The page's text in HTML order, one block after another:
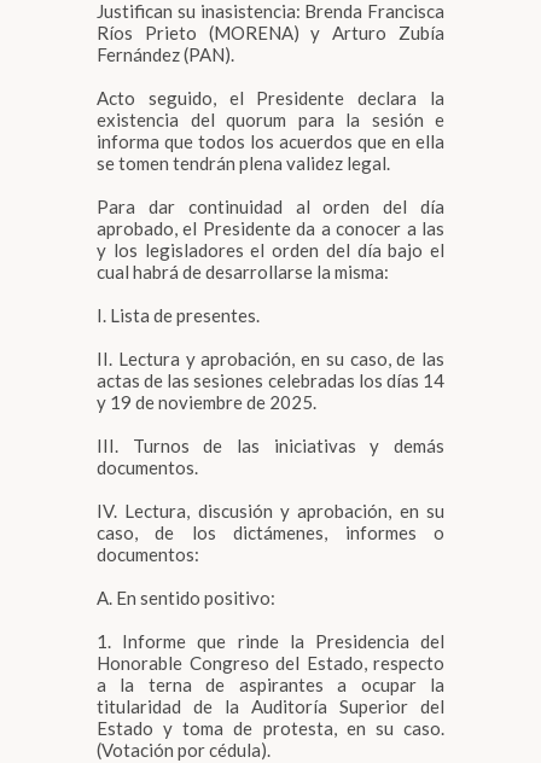
Justifican su inasistencia: Brenda Francisca
Ríos Prieto (MORENA) y Arturo Zubía
Fernández (PAN).
Acto seguido, el Presidente declara la
existencia del quorum para la sesión e
informa que todos los acuerdos que en ella
se tomen tendrán plena validez legal.
Para dar continuidad al orden del día
aprobado, el Presidente da a conocer a las
y los legisladores el orden del día bajo el
cual habrá de desarrollarse la misma:
I. Lista de presentes.
II. Lectura y aprobación, en su caso, de las
actas de las sesiones celebradas los días 14
y 19 de noviembre de 2025.
III. Turnos de las iniciativas y demás
documentos.
IV. Lectura, discusión y aprobación, en su
caso, de los dictámenes, informes o
documentos:
A. En sentido positivo:
1. Informe que rinde la Presidencia del
Honorable Congreso del Estado, respecto
a la terna de aspirantes a ocupar la
titularidad de la Auditoría Superior del
Estado y toma de protesta, en su caso.
(Votación por cédula).